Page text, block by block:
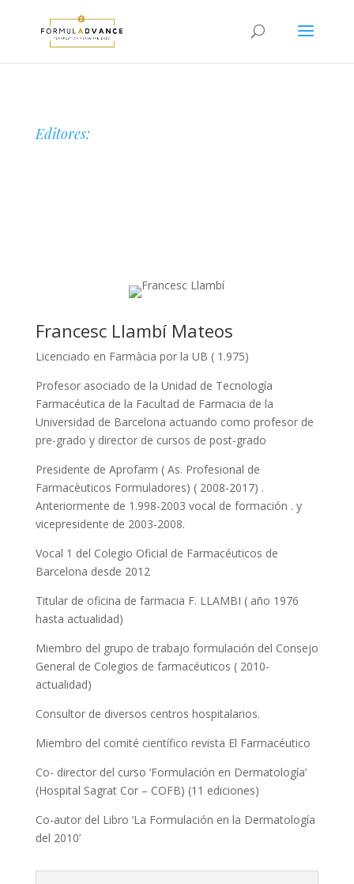
Editores:
Francesc Llambí Mateos
Licenciado en Farmàcia por la UB ( 1.975)
Profesor asociado de la Unidad de Tecnología
Farmacéutica de la Facultad de Farmacia de la
Universidad de Barcelona actuando como profesor de
pre-grado y director de cursos de post-grado
Presidente de Aprofarm ( As. Profesional de
Farmacèuticos Formuladores) ( 2008-2017) .
Anteriormente de 1.998-2003 vocal de formación . y
vicepresidente de 2003-2008.
Vocal 1 del Colegio Oficial de Farmacéuticos de
Barcelona desde 2012
Titular de oficina de farmacia F. LLAMBI ( año 1976
hasta actualidad)
Miembro del grupo de trabajo formulación del Consejo
General de Colegios de farmacéuticos ( 2010-
actualidad)
Consultor de diversos centros hospitalarios.
Miembro del comité científico revista El Farmacéutico
Co- director del curso ‘Formulación en Dermatología’
(Hospital Sagrat Cor – COFB) (11 ediciones)
Co-autor del Libro ‘La Formulación en la Dermatología
del 2010’